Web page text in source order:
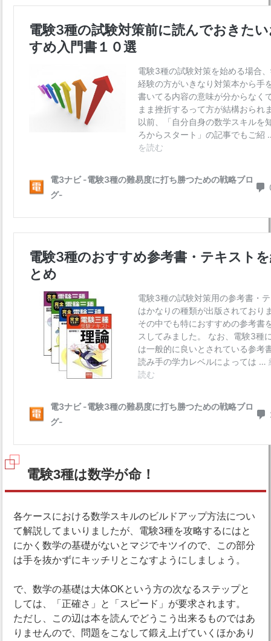
電験3種は数学が命！
各ケースにおける数学スキルのビルドアップ方法につい
て解説してまいりましたが、電験3種を攻略するにはと
にかく数学の基礎がないとマジでキツイので、この部分
は手を抜かずにキッチリとこなすようにしましょう。
で、数学の基礎は大体OKという方の次なるステップと
しては、「正確さ」と「スピード」が要求されます。
ただし、この辺は本を読んでどうこう出来るものではあ
りませんので、問題をこなして鍛え上げていくほかあり